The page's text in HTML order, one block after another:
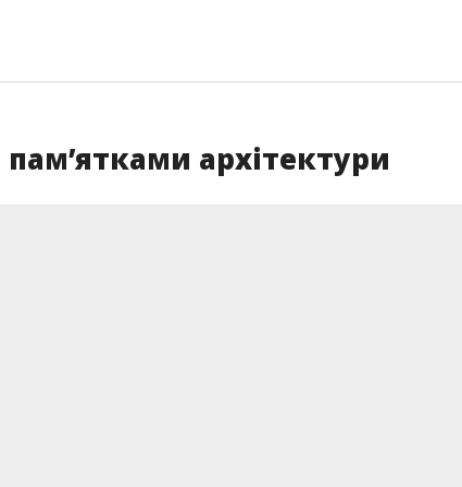
пам’ятками архітектури